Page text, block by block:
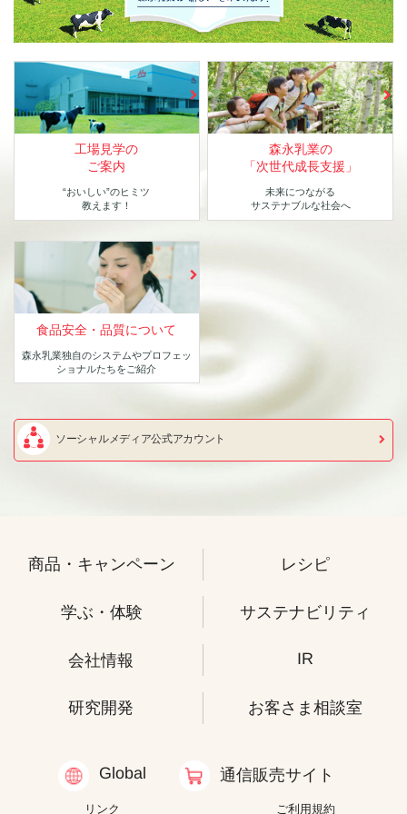
工場見学の
ご案内
“おいしい”のヒミツ
教えます！
森永乳業の
「次世代成長支援」
未来につながる
サステナブルな社会へ
食品安全・品質について
森永乳業独自のシステムやプロフェッ
ショナルたちをご紹介
ソーシャルメディア公式アカウント
商品・キャンペーン レシピ
学ぶ・体験 サステナビリティ
会社情報 IR
研究開発 お客さま相談室
Global 通信販売サイト
リンク ご利用規約